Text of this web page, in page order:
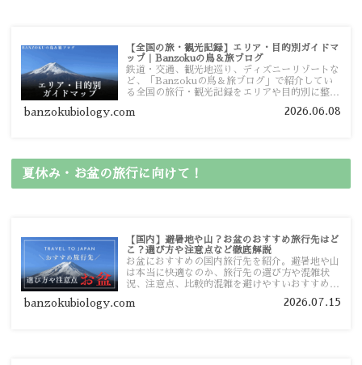
【全国の旅・観光記録】エリア・目的別ガイドマ
ップ｜Banzokuの鳥＆旅ブログ
鉄道・交通、観光地巡り、ディズニーリゾートな
ど、「Banzokuの鳥＆旅ブログ」で紹介してい
る全国の旅行・観光記録をエリアや目的別に整理
ガイドマップからスムーズに見つけていただけま
banzokubiology.com 2026.06.08
夏休み・お盆の旅行に向けて！
【国内】避暑地や山？お盆のおすすめ旅行先はど
こ？選び方や注意点など徹底解説
お盆におすすめの国内旅行先を紹介。避暑地や山
は本当に快適なのか、旅行先の選び方や混雑状
況、注意点、比較的混雑を避けやすいおすすめス
す。
banzokubiology.com 2026.07.15